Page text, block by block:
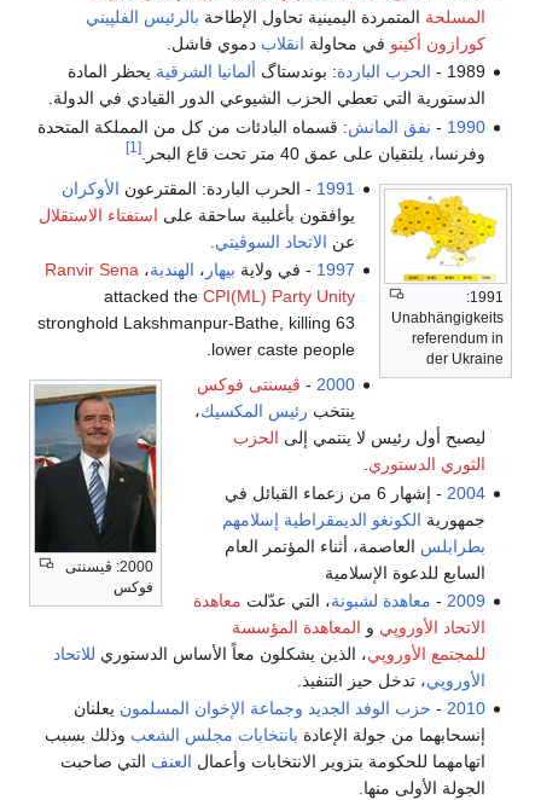
المسلحة المتمردة اليمينية تحاول الإطاحة بالرئيس الفلپيني
كورازون أكينو في محاولة انقلاب دموي فاشل.
1989 -
الحرب الباردة: بوندستاگ ألمانيا الشرقية يحظر المادة
الدستورية التي تعطي الحزب الشيوعي الدور القيادي في الدولة.
1990
- نفق المانش: قسماه البادئات من كل من المملكة المتحدة
وفرنسا، يلتقيان على عمق 40 متر تحت قاع البحر.
[1]
1991:
Unabhängigkeits
referendum in
der Ukraine
1991 - الحرب الباردة: المقترعون الأوكران
يوافقون بأغلبية ساحقة على استفتاء الاستقلال
عن الاتحاد السوڤيتي
1997 - في ولاية بيهار ، الهندية، Ranvir Sena
attacked theCPI(ML) Party Unity
stronghold Lakshmanpur-Bathe, killing 63
lower caste people.
2000: ڤيسنتى
فوكس
2000
- ڤيسنتى فوكس
ينتخب رئيس المكسيك،
ليصبح أول رئيس لا ينتمي إلى الحزب
الثوري الدستوري
2004
- إشهار 6 من زعماء القبائل في
جمهورية الكونغو الديمقراطية إسلامهم
بطرابلس العاصمة، أثناء المؤتمر العام
السابع للدعوة الإسلامية
2009
- معاهدة لشبونة، التي عدّلت معاهدة
الاتحاد الأوروپي و المعاهدة المؤسسة
للمجتمع الأوروپي، الذين يشكلون معاً الأساس الدستوري للاتحاد
الأوروپي، تدخل حيز التنفيذ.
2010
- حزب الوفد الجديد وجماعة الإخوان المسلمون يعلنان
إنسحابهما من جولة الإعادة بانتخابات مجلس الشعب وذلك بسبب
اتهامهما للحكومة بتزوير الانتخابات وأعمال العنف التي صاحبت
الجولة الأولى منها.